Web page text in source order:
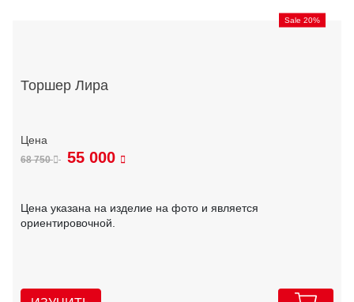
Sale 20%
Торшер Лира
68 750 55 000
Цена указана на изделие на фото и является
ориентировочной.